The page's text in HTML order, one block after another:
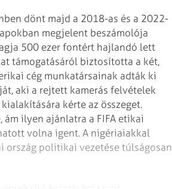
dönt majd a 2018-as és a 2022-
megjelent beszámolója
500 ezer fontért hajlandó lett
támogatásáról biztosította a két,
cég munkatársainak adták ki
aki a rejtett kamerás felvételek
kérte az összeget.
ilyen ajánlatra a FIFA etikai
volna igent. A nigériaiakkal
ország politikai vezetése túlságosan